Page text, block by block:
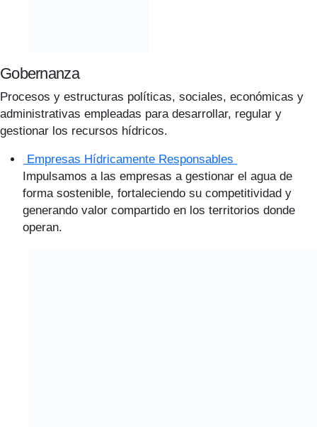
Gobernanza
Procesos y estructuras políticas, sociales, económicas y
administrativas empleadas para desarrollar, regular y
gestionar los recursos hídricos.
Empresas Hídricamente Responsables
Impulsamos a las empresas a gestionar el agua de
forma sostenible, fortaleciendo su competitividad y
generando valor compartido en los territorios donde
operan.